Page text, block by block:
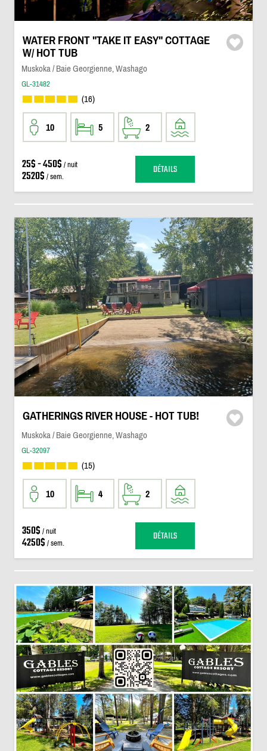
WATER FRONT "TAKE IT EASY" COTTAGE
W/ HOT TUB
Muskoka / Baie Georgienne, Washago
GL-31482
(16)
10 5 2
25$ - 450$ / nuit
2520$ / sem. DÉTAILS
GATHERINGS RIVER HOUSE - HOT TUB!
Muskoka / Baie Georgienne, Washago
GL-32097
(15)
10 4 2
350$ / nuit
4250$ / sem. DÉTAILS